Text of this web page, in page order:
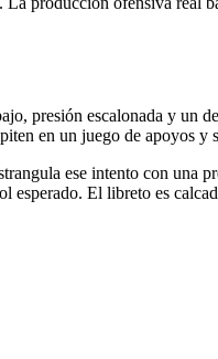
presión escalonada y un
en un juego de apoyos y
ese intento con una
esperado. El libreto es